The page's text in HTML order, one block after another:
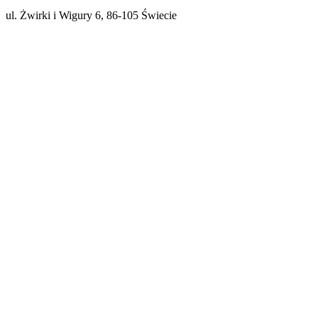
ul. Żwirki i Wigury 6, 86-105 Świecie